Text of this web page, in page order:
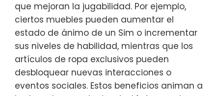
que mejoran la jugabilidad. Por ejemplo,
ciertos muebles pueden aumentar el
estado de ánimo de un Sim o incrementar
sus niveles de habilidad, mientras que los
artículos de ropa exclusivos pueden
desbloquear nuevas interacciones o
eventos sociales. Estos beneficios animan a